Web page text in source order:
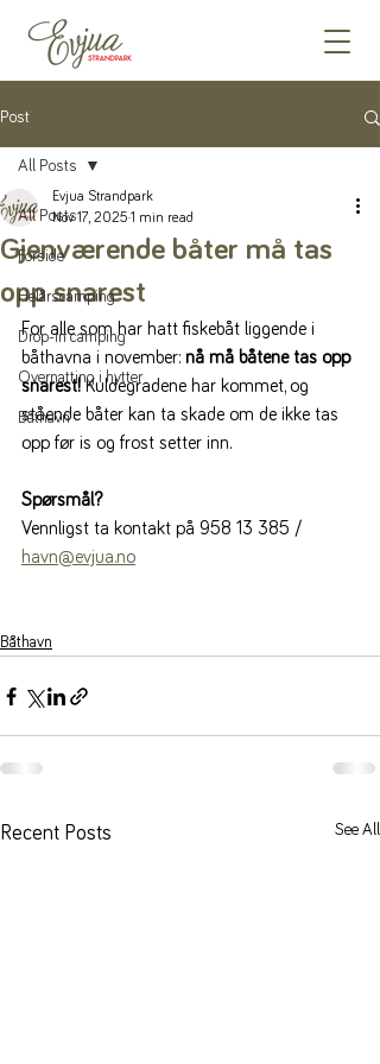
Post
All Posts
Forside
Helårscamping
Drop-in camping
Overnatting i hytter
Båthavn
All Posts
Gjenværende båter må tas
opp snarest
Evjua Strandpark
Nov 17, 2025 1 min read
For alle som har hatt fiskebåt liggende i
båthavna i november: nå må båtene tas opp
snarest! Kuldegradene har kommet, og
stående båter kan ta skade om de ikke tas
opp før is og frost setter inn.
Spørsmål?
Vennligst ta kontakt på 958 13 385 /
havn@evjua.no
Båthavn
Recent Posts See All